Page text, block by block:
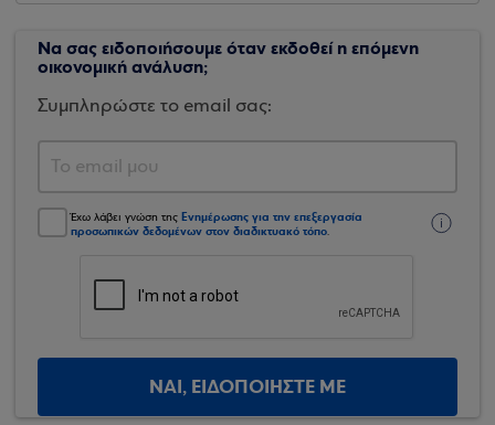
Να σας ειδοποιήσουμε όταν εκδοθεί η επόμενη
οικονομική ανάλυση;
Συμπληρώστε το email σας:
Έχω λάβει γνώση της Ενημέρωσης για την επεξεργασία
προσωπικών δεδομένων στον διαδικτυακό τόπο.
ΝΑΙ, ΕΙΔΟΠΟΙΗΣΤΕ ΜΕ